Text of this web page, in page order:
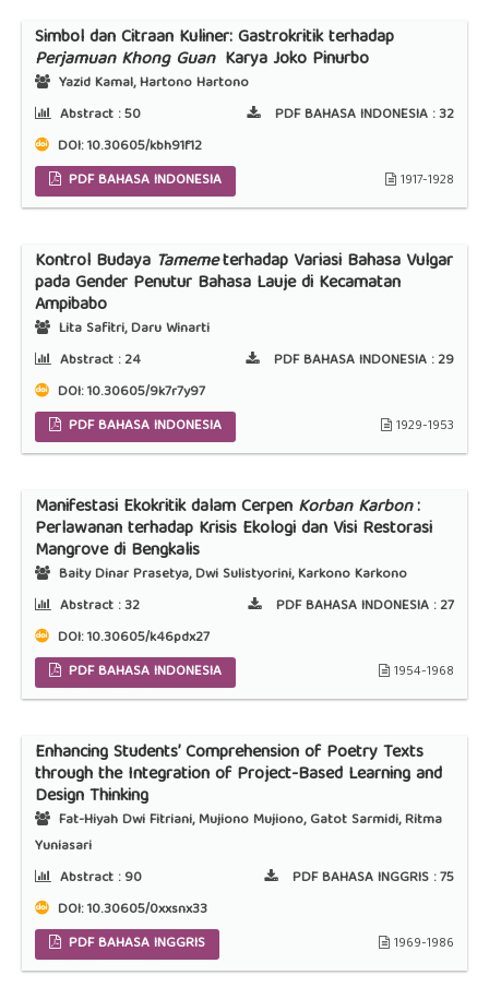
Simbol dan Citraan Kuliner: Gastrokritik terhadap
Perjamuan Khong Guan Karya Joko Pinurbo
Yazid Kamal, Hartono Hartono
Abstract :50 PDF BAHASA INDONESIA :32
DOI:10.30605/kbh91f12
PDF BAHASA INDONESIA
1917-1928
Kontrol Budaya Tamemeterhadap Variasi Bahasa Vulgar
pada Gender Penutur Bahasa Lauje di Kecamatan
Ampibabo
Lita Safitri, Daru Winarti
Abstract :24 PDF BAHASA INDONESIA :29
DOI:10.30605/9k7r7y97
PDF BAHASA INDONESIA
1929-1953
Manifestasi Ekokritik dalam Cerpen Korban Karbon:
Perlawanan terhadap Krisis Ekologi dan Visi Restorasi
Mangrove di Bengkalis
Baity Dinar Prasetya, Dwi Sulistyorini, Karkono Karkono
Abstract :32 PDF BAHASA INDONESIA :27
DOI:10.30605/k46pdx27
PDF BAHASA INDONESIA
1954-1968
Enhancing Students’ Comprehension of Poetry Texts
through the Integration of Project-Based Learning and
Design Thinking
Fat-Hiyah Dwi Fitriani, Mujiono Mujiono, Gatot Sarmidi, Ritma
Yuniasari
Abstract :90 PDF BAHASA INGGRIS :75
DOI:10.30605/0xxsnx33
PDF BAHASA INGGRIS
1969-1986